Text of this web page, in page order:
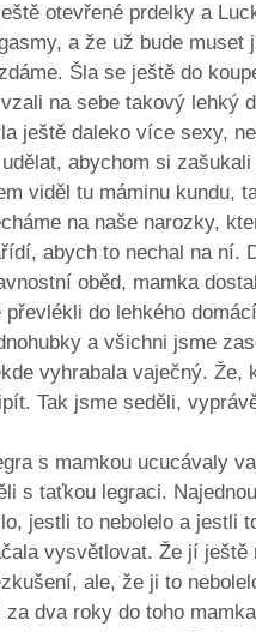
otevřené prdelky a
a že už bude
Šla se ještě do
na sebe takový lehký
ještě daleko více sexy,
abychom si
viděl tu máminu kundu,
na naše narozky,
abych to nechal na ní.
oběd, mamka
převlékli do lehkého
a všichni jsme
vyhrabala vaječný. Že,
Tak jsme seděli,
s mamkou ucucávaly
s taťkou legraci.
jestli to nebolelo a jestli
vysvětlovat. Že jí ještě
ale, že ji to
za dva roky do toho